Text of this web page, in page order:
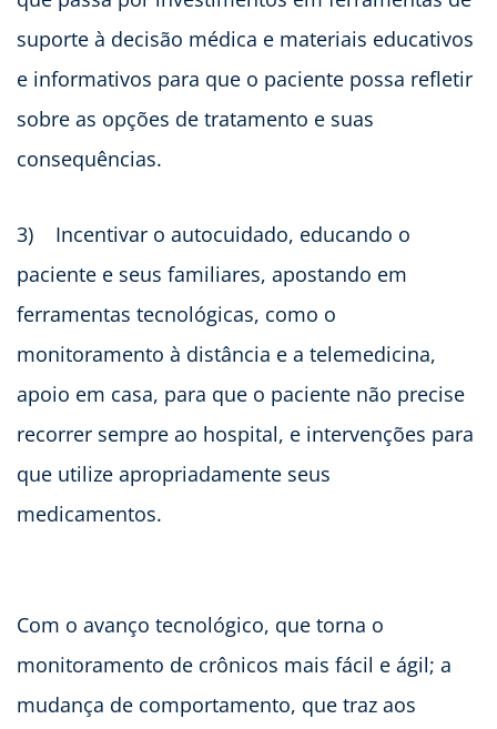
suporte à decisão médica e materiais educativos
e informativos para que o paciente possa refletir
sobre as opções de tratamento e suas
consequências.
3)
Incentivar o autocuidado, educando o
paciente e seus familiares, apostando em
ferramentas tecnológicas, como o
monitoramento à distância e a telemedicina,
apoio em casa, para que o paciente não precise
recorrer sempre ao hospital, e intervenções para
que utilize apropriadamente seus
medicamentos.
Com o avanço tecnológico, que torna o
monitoramento de crônicos mais fácil e ágil; a
mudança de comportamento, que traz aos